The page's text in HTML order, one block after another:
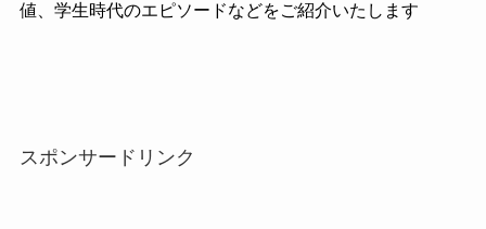
値、学生時代のエピソードなどをご紹介いたします
スポンサードリンク